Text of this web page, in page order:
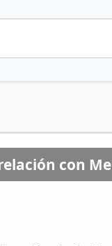
con